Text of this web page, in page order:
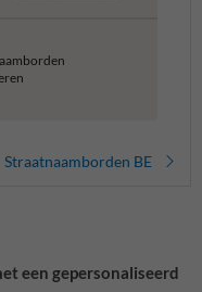
Straatnaamborden BE
een gepersonaliseerd